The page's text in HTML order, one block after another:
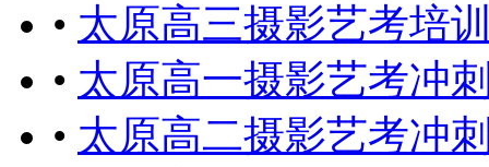
• 太原高三摄影艺考培
• 太原高一摄影艺考冲
• 太原高二摄影艺考冲